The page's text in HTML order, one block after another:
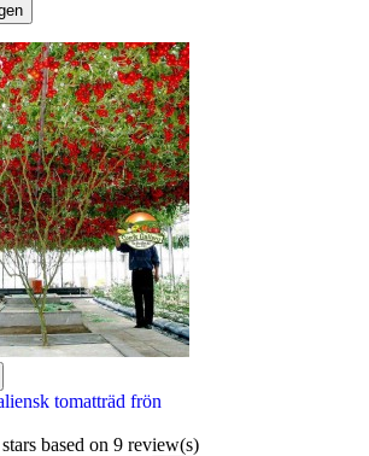
tomatträd frön
based on9 review(s)